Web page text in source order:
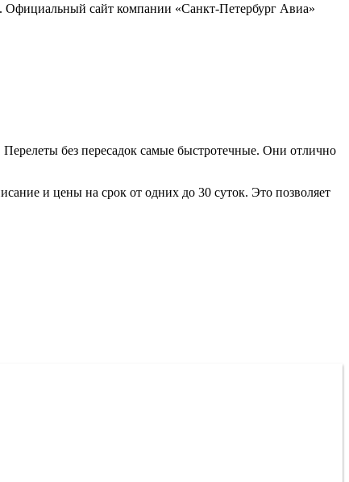
. Официальный сайт компании «Санкт-Петербург Авиа»
Перелеты без пересадок самые быстротечные. Они отлично
и цены на срок от одних до 30 суток. Это позволяет